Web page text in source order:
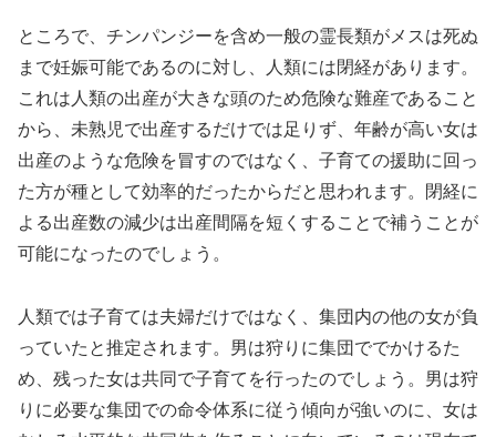
ところで、チンパンジーを含め一般の霊長類がメスは死ぬ
まで妊娠可能であるのに対し、人類には閉経があります。
これは人類の出産が大きな頭のため危険な難産であること
から、未熟児で出産するだけでは足りず、年齢が高い女は
出産のような危険を冒すのではなく、子育ての援助に回っ
た方が種として効率的だったからだと思われます。閉経に
よる出産数の減少は出産間隔を短くすることで補うことが
可能になったのでしょう。
人類では子育ては夫婦だけではなく、集団内の他の女が負
っていたと推定されます。男は狩りに集団ででかけるた
め、残った女は共同で子育てを行ったのでしょう。男は狩
りに必要な集団での命令体系に従う傾向が強いのに、女は